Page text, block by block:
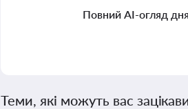
Повний AI-огляд дня
Теми, які можуть вас